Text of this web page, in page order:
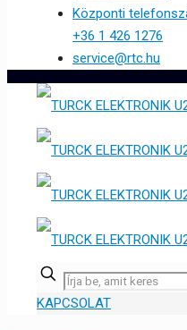
Központi
+36 1 426 1276
service@rtc.hu
KAPCSOLAT